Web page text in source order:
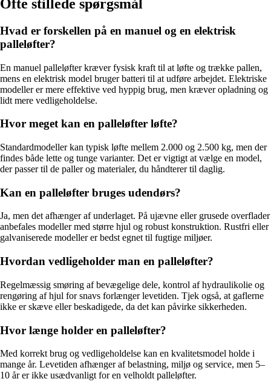
Ofte stillede spørgsmål
Hvad er forskellen på en manuel og en elektrisk
palleløfter?
En manuel palleløfter kræver fysisk kraft til at løfte og trække pallen,
mens en elektrisk model bruger batteri til at udføre arbejdet. Elektriske
modeller er mere effektive ved hyppig brug, men kræver opladning og
lidt mere vedligeholdelse.
Hvor meget kan en palleløfter løfte?
Standardmodeller kan typisk løfte mellem 2.000 og 2.500 kg, men der
findes både lette og tunge varianter. Det er vigtigt at vælge en model,
der passer til de paller og materialer, du håndterer til daglig.
Kan en palleløfter bruges udendørs?
Ja, men det afhænger af underlaget. På ujævne eller grusede overflader
anbefales modeller med større hjul og robust konstruktion. Rustfri eller
galvaniserede modeller er bedst egnet til fugtige miljøer.
Hvordan vedligeholder man en palleløfter?
Regelmæssig smøring af bevægelige dele, kontrol af hydraulikolie og
rengøring af hjul for snavs forlænger levetiden. Tjek også, at gaflerne
ikke er skæve eller beskadigede, da det kan påvirke sikkerheden.
Hvor længe holder en palleløfter?
Med korrekt brug og vedligeholdelse kan en kvalitetsmodel holde i
mange år. Levetiden afhænger af belastning, miljø og service, men 5–
10 år er ikke usædvanligt for en velholdt palleløfter.